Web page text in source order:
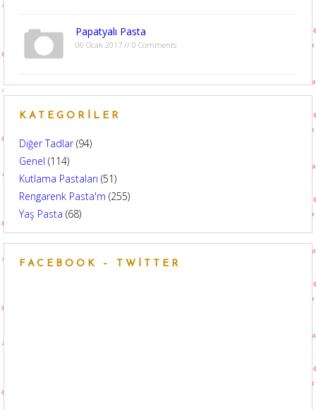
Papatyalı Pasta
06 Ocak 2017 // 0 Comments
KATEGORILER
Diğer Tadlar(94)
Genel (114)
Kutlama Pastaları (51)
Rengarenk Pasta'm (255)
Yaş Pasta (68)
FACEBOOK – TWITTER